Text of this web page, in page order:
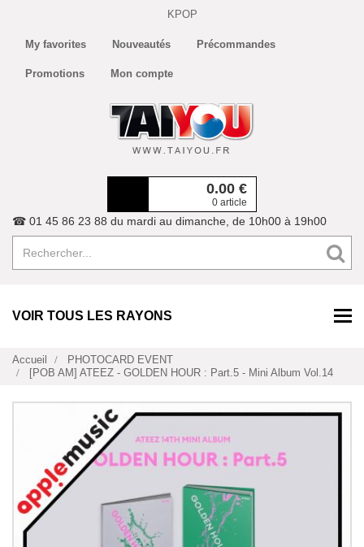
KPOP
My favorites Nouveautés Précommandes
Promotions Mon compte
0.00 €
0 article
☎ 01 45 86 23 88 du mardi au dimanche, de 10h00 à 19h00
VOIR TOUS LES RAYONS
Accueil
PHOTOCARD EVENT
[POB AM] ATEEZ - GOLDEN HOUR : Part.5 - Mini Album Vol.14